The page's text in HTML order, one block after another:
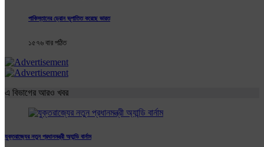
পাকিস্তানের ড্রোন ভূপাতিত করেছে ভারত
১৫৭৬ বার পঠিত
এ বিভাগের আরও খবর
যুক্তরাজ্যের নতুন প্রধানমন্ত্রী অ্যান্ডি বার্নাম